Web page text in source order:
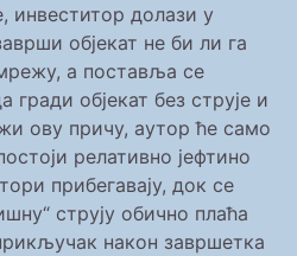
инвеститор долази у
објекат не би ли га
а поставља се
објекат без струје и
ову причу, аутор ће само
релативно јефтино
прибегавају, док се
струју обично плаћа
након завршетка